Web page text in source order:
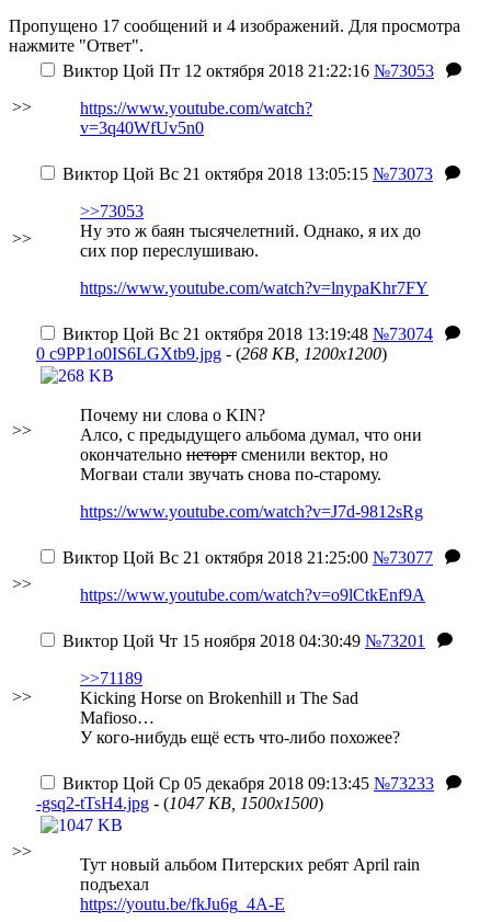
Пропущено 17 сообщений и 4 изображений. Для просмотра
нажмите "Ответ".
>>
Виктор Цой Пт 12 октября 2018 21:22:16 №73053
https://www.youtube.com/watch?
v=3q40WfUv5n0
>>
Виктор Цой Вс 21 октября 2018 13:05:15 №73073
>>73053
Ну это ж баян тысячелетний. Однако, я их до
сих пор переслушиваю.
https://www.youtube.com/watch?v=lnypaKhr7FY
>>
Виктор Цой Вс 21 октября 2018 13:19:48 №73074
0 c9PP1o0IS6LGXtb9.jpg - (268 KB, 1200x1200)
Почему ни слова о KIN?
Алсо, с предыдущего альбома думал, что они
окончательно неторт сменили вектор, но
Могваи стали звучать снова по-старому.
https://www.youtube.com/watch?v=J7d-9812sRg
>>
Виктор Цой Вс 21 октября 2018 21:25:00 №73077
https://www.youtube.com/watch?v=o9lCtkEnf9A
>>
Виктор Цой Чт 15 ноября 2018 04:30:49 №73201
>>71189
Kicking Horse on Brokenhill и The Sad
Mafioso…
У кого-нибудь ещё есть что-либо похожее?
>>
Виктор Цой Ср 05 декабря 2018 09:13:45 №73233
-gsq2-tTsH4.jpg - (1047 KB, 1500x1500)
Тут новый альбом Питерских ребят April rain
подъехал
https://youtu.be/fkJu6g_4A-E